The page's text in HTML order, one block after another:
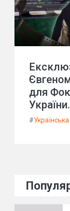
для
України.
#